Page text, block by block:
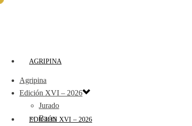
AGRIPINA
EDICIÓN XVI – 2026
Agripina
Edición XVI – 2026
Jurado
Bases